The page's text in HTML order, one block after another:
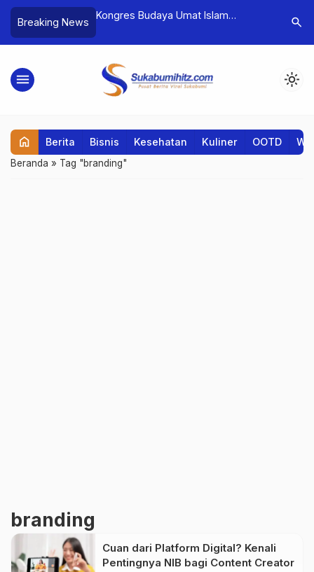
Breaking News
Lebih
Kongres Budaya Umat Islam
Budaya yang Islami
search
menu light_mode
home Berita Bisnis Kesehatan Kuliner OOTD
Beranda » Tag "branding"
branding
Cuan dari Platform Digital? Kenali
Pentingnya NIB bagi Content Creator